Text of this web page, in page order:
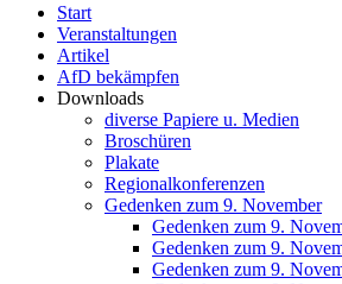
Start
Veranstaltungen
Artikel
AfD bekämpfen
Downloads
diverse Papiere u. Medien
Broschüren
Plakate
Regionalkonferenzen
Gedenken zum 9. November
Gedenken zum 9.
Gedenken zum 9.
Gedenken zum 9.